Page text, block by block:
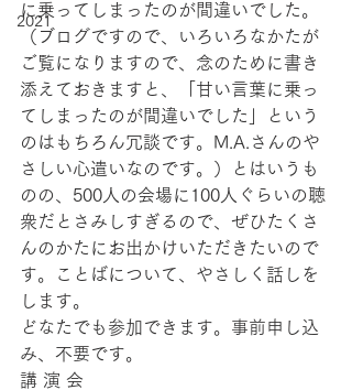
2021
に乗ってしまったのが間違いでした。
（ブログですので、いろいろなかたが
ご覧になりますので、念のために書き
添えておきますと、「甘い言葉に乗っ
てしまったのが間違いでした」という
のはもちろん冗談です。M.A.さんのや
さしい心遣いなのです。）とはいうも
のの、500人の会場に100人ぐらいの聴
衆だとさみしすぎるので、ぜひたくさ
んのかたにお出かけいただきたいので
す。ことばについて、やさしく話しを
します。
どなたでも参加できます。事前申し込
み、不要です。
講 演 会